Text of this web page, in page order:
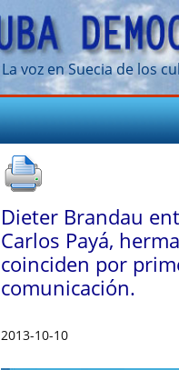
La voz en Suecia de los
Dieter Brandau
Carlos Payá,
coinciden por
comunicación.
2013-10-10